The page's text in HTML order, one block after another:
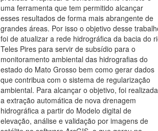
uma ferramenta que tem permitido alcançar
esses resultados de forma mais abrangente de
grandes áreas. Por isso o objetivo desse
foi de atualizar a rede hidrográfica da bacia do
Teles Pires para servir de subsídio para o
monitoramento ambiental das hidrografias do
estado do Mato Grosso bem como gerar dados
que contribua com o sistema de regularização
ambiental. Para alcançar o objetivo, foi realizada
a extração automática de nova drenagem
hidrográfica a partir do Modelo digital de
elevação, análise e validação por imagens de